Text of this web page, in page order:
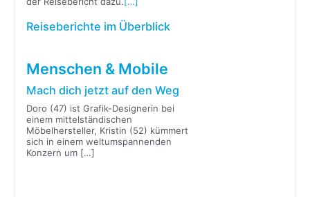
Reiseberichte im Überblick
Menschen & Mobile
Mach dich jetzt auf den Weg
Doro (47) ist Grafik-Designerin bei
einem mittelständischen
Möbelhersteller, Kristin (52) kümmert
sich in einem weltumspannenden
Konzern um […]